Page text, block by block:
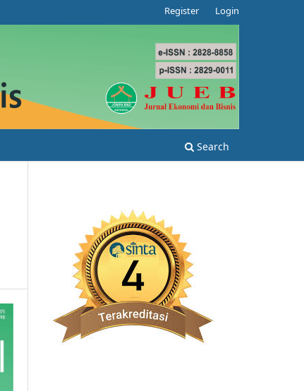
Search
Register Login